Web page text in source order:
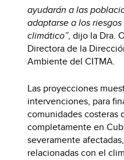
ayudarán a las
adaptarse a los
climático”, dijo la Dra.
Directora de la
Ambiente del CITMA.
Las proyecciones
intervenciones, para
comunidades costeras
completamente en
severamente
relacionadas con el